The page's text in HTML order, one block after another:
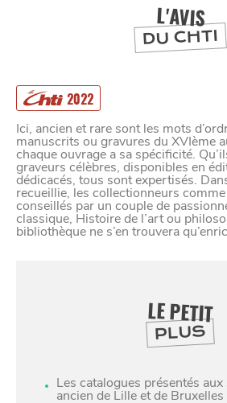
L'AVIS
DU CHTI
2022
Ici, ancien et rare sont les mots
manuscrits ou gravures du XVIème
chaque ouvrage a sa spécificité.
graveurs célèbres, disponibles en
dédicacés, tous sont expertisés.
recueillie, les collectionneurs
conseillés par un couple de
classique, Histoire de l’art ou
bibliothèque ne s’en trouvera
LE PETIT
PLUS
Les catalogues présentés
ancien de Lille et de Bruxelles